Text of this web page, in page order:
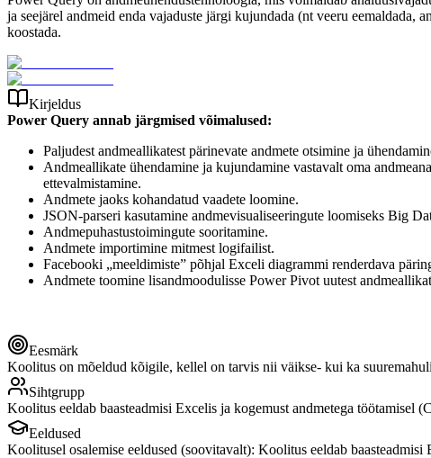
ja seejärel andmeid enda vajaduste järgi kujundada (nt veeru
koostada.
Kirjeldus
Power Query annab järgmised võimalused:
Paljudest andmeallikatest pärinevate andmete otsimine ja
Andmeallikate ühendamine ja kujundamine vastavalt oma
ettevalmistamine.
Andmete jaoks kohandatud vaadete loomine.
JSON-parseri kasutamine andmevisualiseeringute loomiseks Big
Andmepuhastustoimingute sooritamine.
Andmete importimine mitmest logifailist.
Facebooki „meeldimiste” põhjal Exceli diagrammi renderdava
Andmete toomine lisandmoodulisse Power Pivot uutest
Eesmärk
Koolitus on mõeldud kõigile, kellel on tarvis nii väikse- kui ka
Sihtgrupp
Koolitus eeldab baasteadmisi Excelis ja kogemust andmetega töötamisel
Eeldused
Koolitusel osalemise eeldused (soovitavalt): Koolitus eeldab